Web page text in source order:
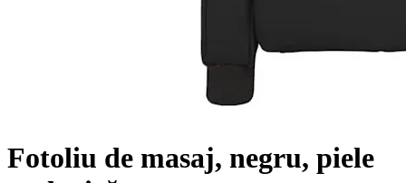
Fotoliu de masaj, negru, piele